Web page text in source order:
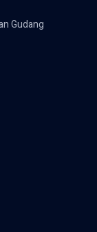
Gudang